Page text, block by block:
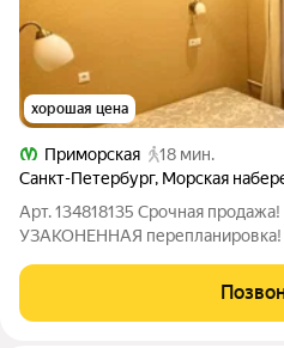
хорошая цена
Приморская
18 мин.
Санкт-Петербург, Морская
Арт. 134818135 Срочная
УЗАКОНЕННАЯ
находиться на набережной
съезд ЗСД, полностью